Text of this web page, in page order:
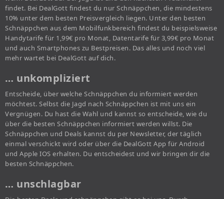
findet. Bei DealGott findest du nur Schnäppchen, die mindestens
10% unter dem besten Preisvergleich liegen. Unter den besten
Schnäppchen aus dem Mobilfunkbereich findest du beispielsweise
Handytarife für 1,99€ pro Monat, Datentarife für 3,99€ pro Monat
und auch Smartphones zu Bestpreisen. Das alles und noch viel
mehr wartet bei DealGott auf dich.
… unkompliziert
Entscheide, über welche Schnäppchen du informiert werden
möchtest. Selbst die Jagd nach Schnäppchen ist mit uns ein
Vergnügen. Du hast die Wahl und kannst so entscheide, wie du
über die besten Schnäppchen informiert werden willst. Die
Schnäppchen und Deals kannst du per Newsletter, der täglich
einmal verschickt wird oder über die DealGott App für Android
und Apple IOS erhalten. Du entscheidest und wir bringen dir die
besten Schnäppchen.
… unschlagbar